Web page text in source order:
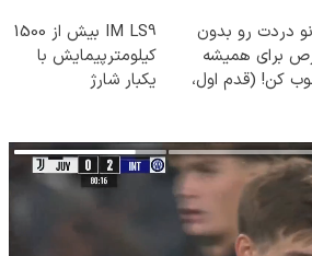
دردت رو بدون
برای همیشه
کن! (قدم اول،
IM LS9 بیش از 1500
کیلومترپیمایش با
یکبار شارژ